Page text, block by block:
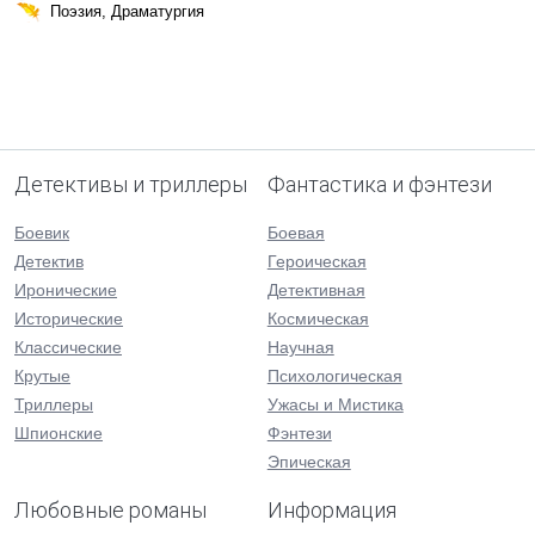
Поэзия, Драматургия
Детективы и триллеры
Боевик
Детектив
Иронические
Исторические
Классические
Крутые
Триллеры
Шпионские
Фантастика и фэнтези
Боевая
Героическая
Детективная
Космическая
Научная
Психологическая
Ужасы и Мистика
Фэнтези
Эпическая
Любовные романы Информация